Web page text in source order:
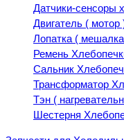
Датчики-сенсоры
Двигатель (
Лопатка (
Ремень
Сальник
Трансформатор
Тэн (
Шестерня